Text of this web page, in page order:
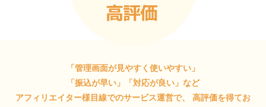
「管理画面が見やすく使いやすい」
「振込が早い」「対応が良い」など
アフィリエイター様目線でのサービス運営で、
高評価を得てお